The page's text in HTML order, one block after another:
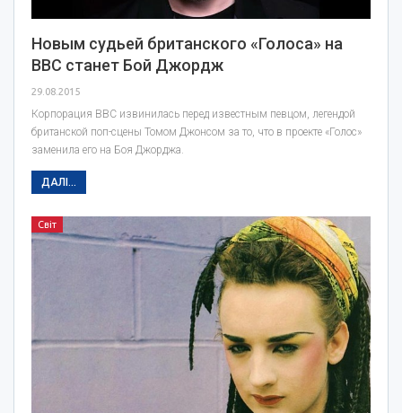
Новым судьей британского «Голоса» на
ВВС станет Бой Джордж
29.08.2015
Корпорация ВВС извинилась перед известным певцом, легендой
британской поп-сцены Томом Джонсом за то, что в проекте «Голос»
заменила его на Боя Джорджа.
ДАЛІ...
Світ